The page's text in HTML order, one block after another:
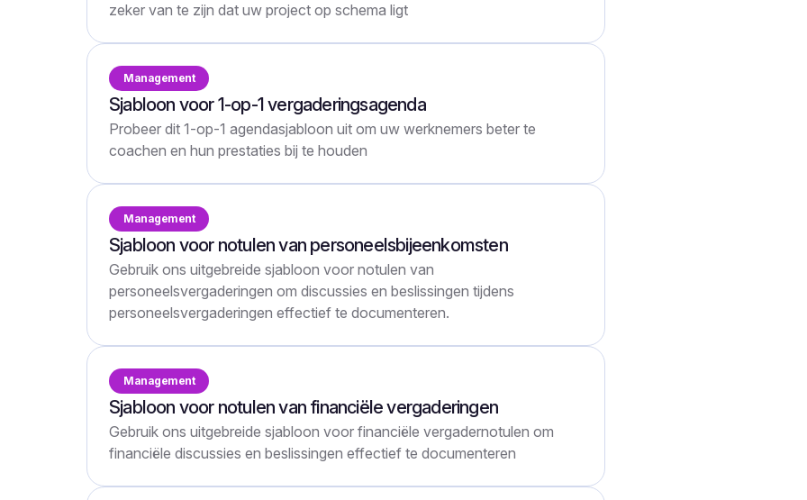
zeker van te zijn dat uw project op schema ligt
Management
Sjabloon voor 1-op-1 vergaderingsagenda
Probeer dit 1-op-1 agendasjabloon uit om uw werknemers beter te
coachen en hun prestaties bij te houden
Management
Sjabloon voor notulen van personeelsbijeenkomsten
Gebruik ons uitgebreide sjabloon voor notulen van
personeelsvergaderingen om discussies en beslissingen tijdens
personeelsvergaderingen effectief te documenteren.
Management
Sjabloon voor notulen van financiële vergaderingen
Gebruik ons uitgebreide sjabloon voor financiële vergadernotulen om
financiële discussies en beslissingen effectief te documenteren